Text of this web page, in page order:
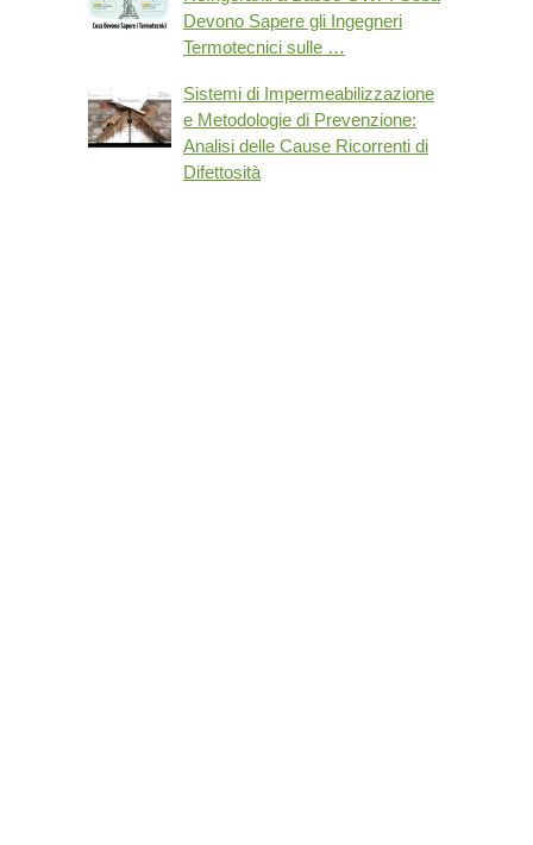
Devono Sapere gli Ingegneri
Termotecnici sulle …
Sistemi di Impermeabilizzazione
e Metodologie di Prevenzione:
Analisi delle Cause Ricorrenti di
Difettosità